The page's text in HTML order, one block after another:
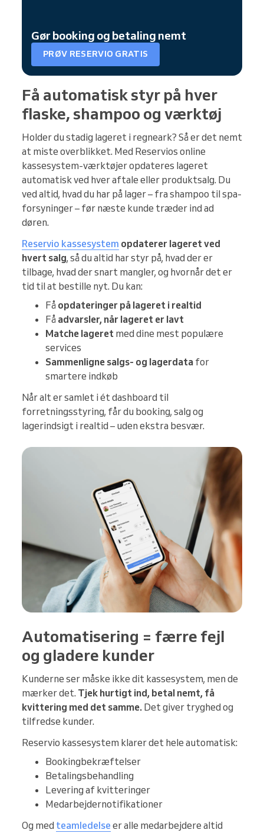
Gør booking og betaling nemt
PRØV RESERVIO GRATIS
Få automatisk styr på hver
flaske, shampoo og værktøj
Holder du stadig lageret i regneark? Så er det nemt
at miste overblikket. Med Reservios online
kassesystem-værktøjer opdateres lageret
automatisk ved hver aftale eller produktsalg. Du
ved altid, hvad du har på lager – fra shampoo til spa-
forsyninger – før næste kunde træder ind ad
døren.
Reservio kassesystem opdaterer lageret ved
hvert salg, så du altid har styr på, hvad der er
tilbage, hvad der snart mangler, og hvornår det er
tid til at bestille nyt. Du kan:
Få opdateringer på lageret i realtid
Få advarsler, når lageret er lavt
Matche lageret med dine mest populære
services
Sammenligne salgs- og lagerdata for
smartere indkøb
Når alt er samlet i ét dashboard til
forretningsstyring, får du booking, salg og
lagerindsigt i realtid – uden ekstra besvær.
Automatisering = færre fejl
og gladere kunder
Kunderne ser måske ikke dit kassesystem, men de
mærker det. Tjek hurtigt ind, betal nemt, få
kvittering med det samme. Det giver tryghed og
tilfredse kunder.
Reservio kassesystem klarer det hele automatisk:
Bookingbekræftelser
Betalingsbehandling
Levering af kvitteringer
Medarbejdernotifikationer
Og med teamledelse er alle medarbejdere altid